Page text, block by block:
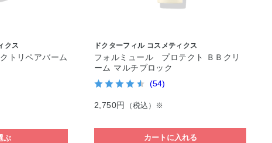
クス
トリペアバーム
ぶ
ドクターフィル コスメティクス
フォルミュール プロテクト ＢＢクリ
ーム マルチブロック
(54)
2,750円 （税込）※
カートに入れる